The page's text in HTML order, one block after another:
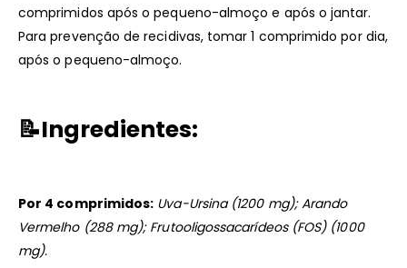
comprimidos após o pequeno-almoço e após o jantar.
Para prevenção de recidivas, tomar 1 comprimido por dia,
após o pequeno-almoço.
📝Ingredientes:
Por 4 comprimidos: Uva-Ursina (1200 mg); Arando
Vermelho (288 mg); Frutooligossacarídeos (FOS) (1000
mg).